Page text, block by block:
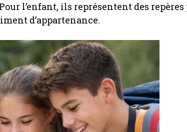
l’enfant, ils représentent des
d’appartenance.